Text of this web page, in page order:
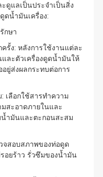
ดูแลเป็นประจำเป็นสิ่ง
ดน้ำมันเครื่อง:
กษา
รั้ง: หลังการใช้งานแต่ละ
ละตัวเครื่องดูดน้ำมันให้
ยู่ส่งผลกระทบต่อการ
เลือกใช้สารทำความ
สะอาดภายในและ
ำมันและตะกอนสะสม
จสอบสภาพของท่อดูด
อยร้าว รั่วซึมของน้ำมัน